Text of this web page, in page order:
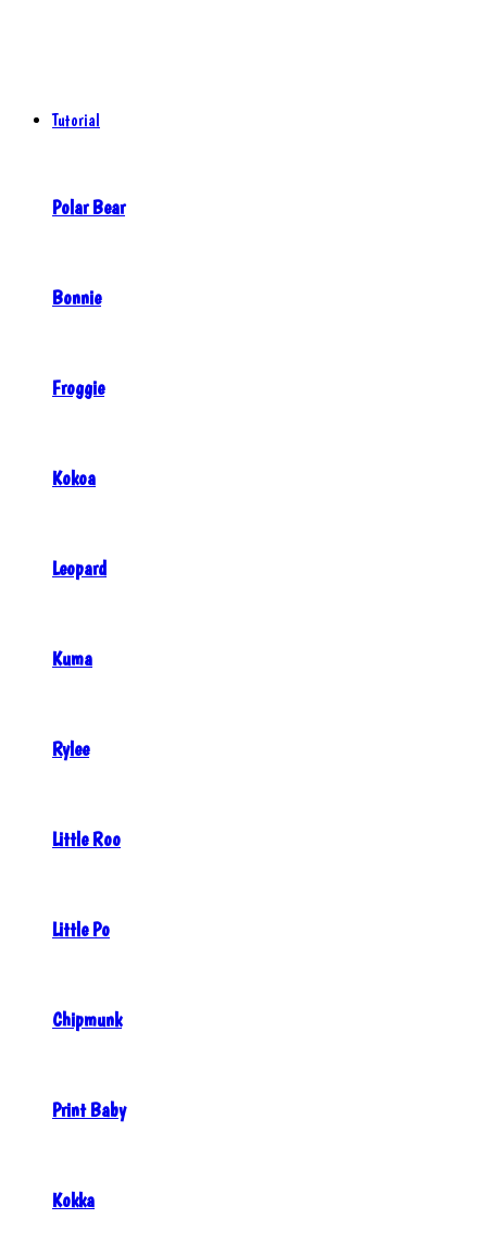
Tutorial
Polar Bear
Bonnie
Froggie
Kokoa
Leopard
Kuma
Rylee
Little Roo
Little Po
Chipmunk
Print Baby
Kokka